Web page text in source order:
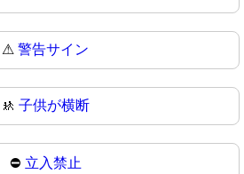
⚠ 警告サイン
🚸 子供が横断
⛔ 立入禁止